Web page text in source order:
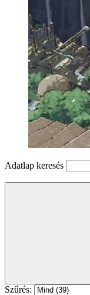
Adatlap keresés
Szűrés: